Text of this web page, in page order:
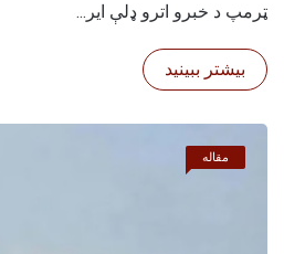
ټرمپ د خبرو اترو ډلې ایر...
بیشتر ببینید
مقاله